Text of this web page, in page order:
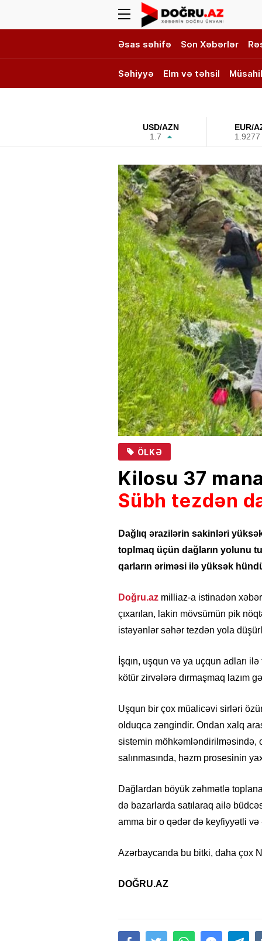
Əsas səhifə Son Xəbərlər
Səhiyyə Elm və təhsil
USD/AZN
1.7
EUR/
1.9277
ÖLKƏ
Kilosu 37
Sübh tezdən
Dağlıq ərazilərin sakinləri
toplmaq üçün dağların yolunu
qarların əriməsi ilə yüksək
Doğru.az milliaz-a istinadən
çıxarılan, lakin mövsümün pik
istəyənlər səhər tezdən yola
İşqın, uşqun və ya uçqun adları
kötür zirvələrə dırmaşmaq lazım
Uşqun bir çox müalicəvi sirləri
olduqca zəngindir. Ondan xalq
sistemin möhkəmləndirilməsində,
salınmasında, həzm prosesinin
Dağlardan böyük zəhmətlə
də bazarlarda satılaraq ailə
amma bir o qədər də keyfiyyətli
Azərbaycanda bu bitki, daha çox
DOĞRU.AZ